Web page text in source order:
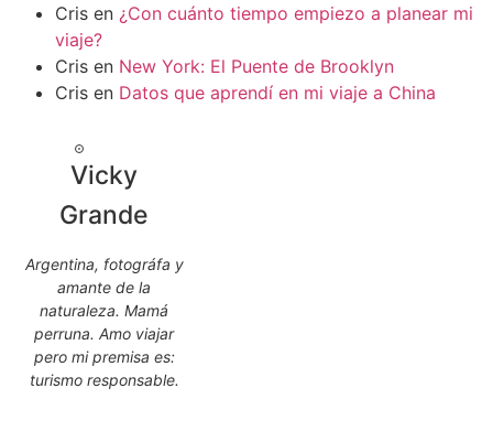
Cris en ¿Con cuánto tiempo empiezo a planear mi
viaje?
Cris en New York: El Puente de Brooklyn
Cris en Datos que aprendí en mi viaje a China
Vicky
Grande
Argentina, fotográfa y
amante de la
naturaleza. Mamá
perruna. Amo viajar
pero mi premisa es:
turismo responsable.